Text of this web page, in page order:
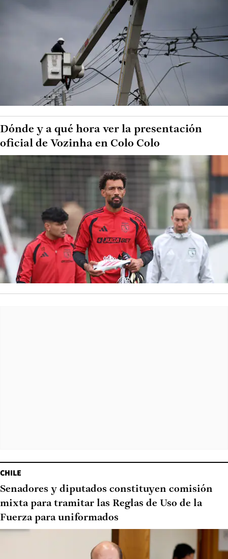
Dónde y a qué hora ver la presentación
oficial de Vozinha en Colo Colo
CHILE
Senadores y diputados constituyen comisión
mixta para tramitar las Reglas de Uso de la
Fuerza para uniformados